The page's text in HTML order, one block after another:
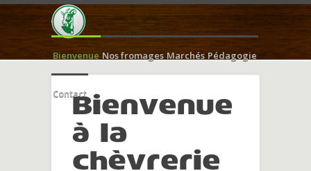
Bienvenue Nos fromages Marchés Pédagogie
ContactBienvenue
à la
chèvrerie